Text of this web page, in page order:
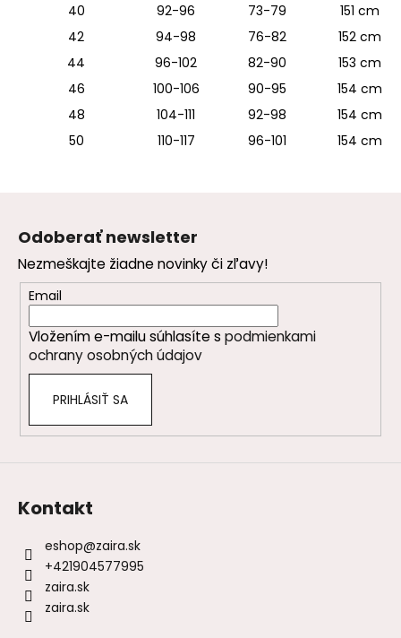
40
92-96 73-79
151 cm
42
94-98 76-82
152 cm
44
96-102 82-90
153 cm
46
100-106 90-95
154 cm
48
104-111 92-98
154 cm
50
110-117 96-101 154 cm
Odoberať newsletter
Nezmeškajte žiadne novinky či zľavy!
Email
Vložením e-mailu súhlasíte s podmienkami
ochrany osobných údajov
PRIHLÁSIŤ SA
Kontakt
eshop@zaira.sk
+421904577995
zaira.sk
zaira.sk